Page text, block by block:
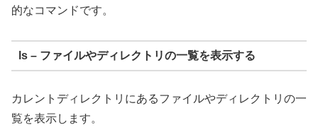
的なコマンドです。
ls – ファイルやディレクトリの一覧を表示する
カレントディレクトリにあるファイルやディレクトリの一
覧を表示します。